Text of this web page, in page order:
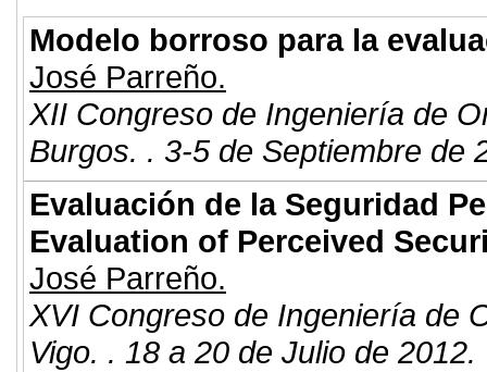
Modelo borroso para la
José Parreño.
XII Congreso de Ingeniería de
Burgos. . 3-5 de Septiembre de
Evaluación de la Seguridad
Evaluation of Perceived
José Parreño.
XVI Congreso de Ingeniería de
Vigo. . 18 a 20 de Julio de 2012.